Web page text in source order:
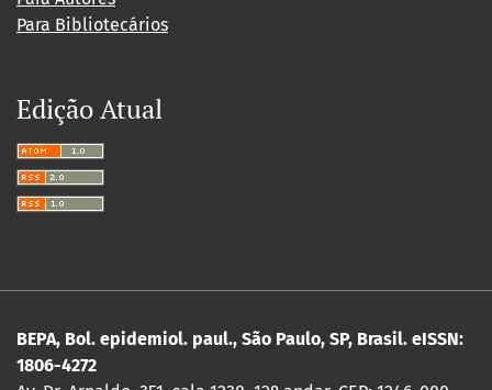
Para Bibliotecários
Edição Atual
BEPA, Bol. epidemiol. paul., São Paulo, SP, Brasil. eISSN:
1806-4272